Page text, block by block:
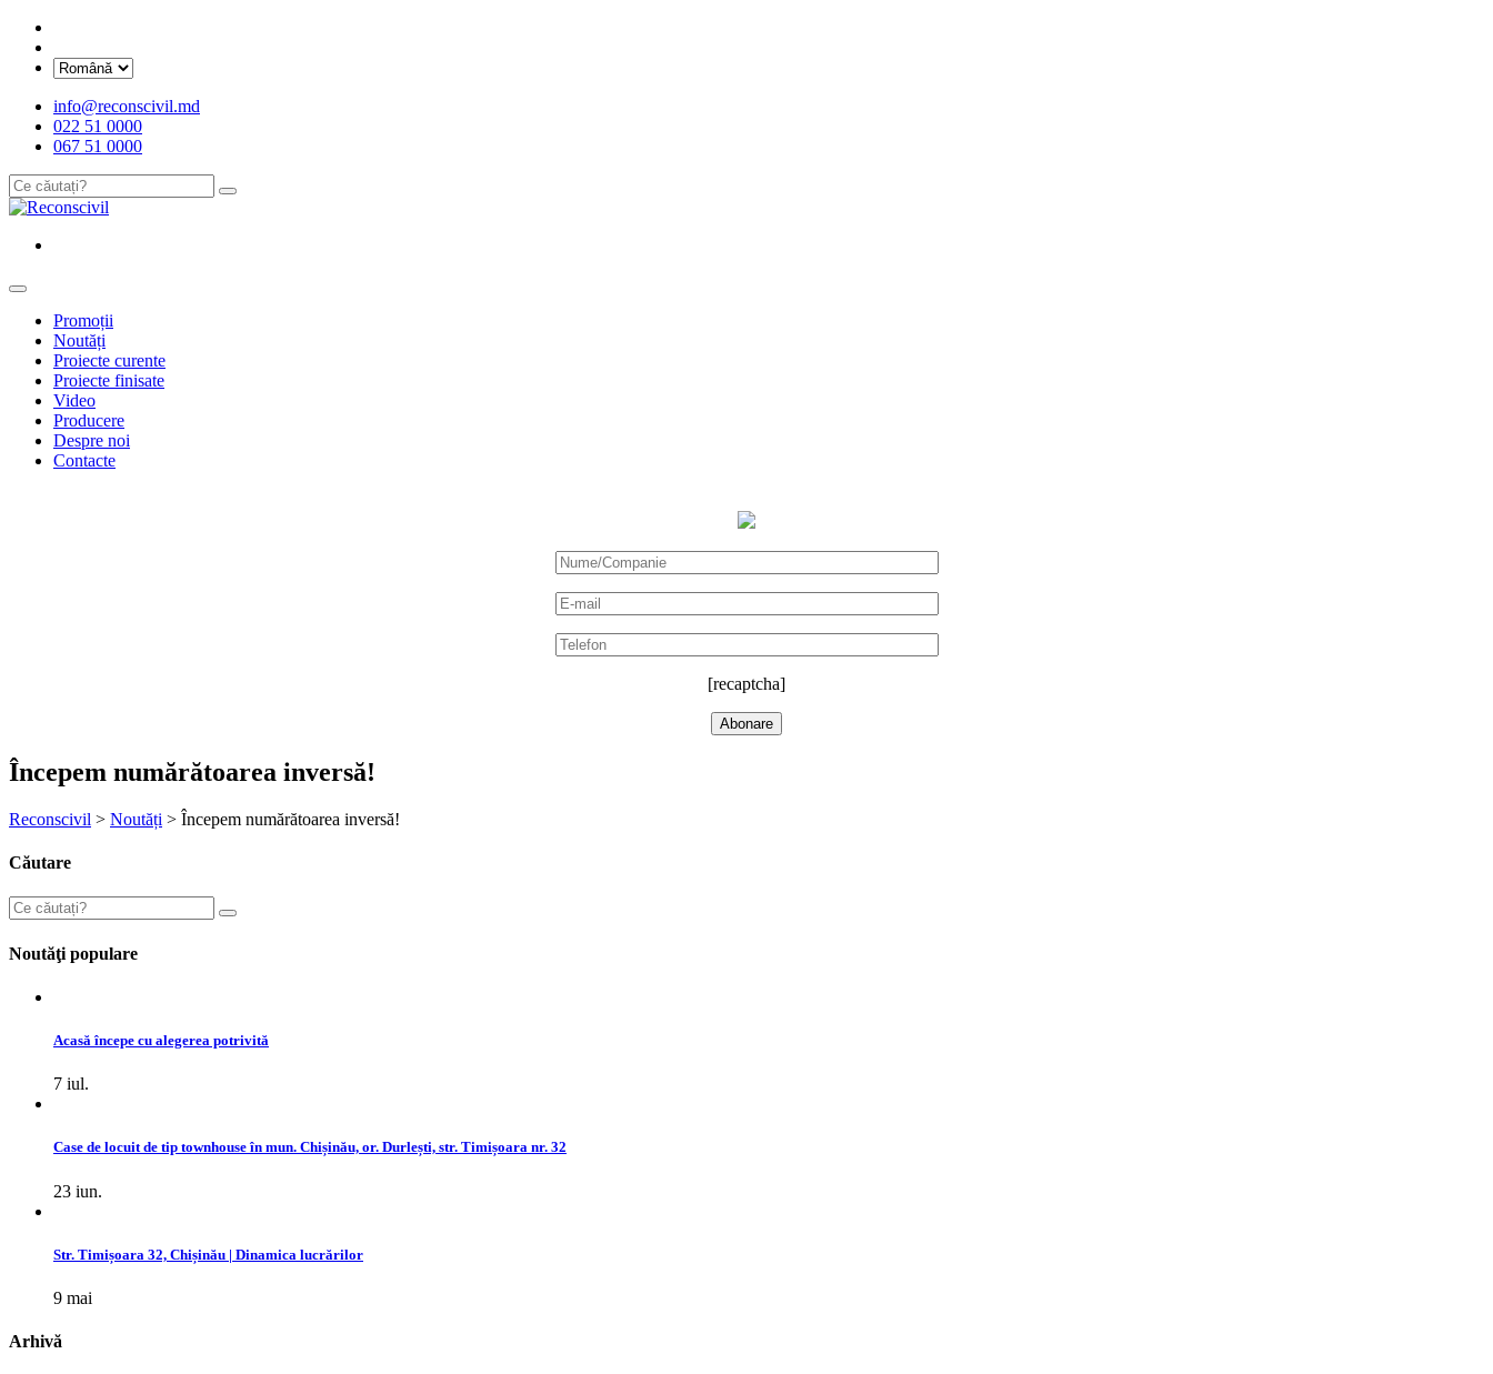
info@reconscivil.md
022 51 0000
067 51 0000
Promoții
Noutăți
Proiecte curente
Proiecte finisate
Video
Producere
Despre noi
Contacte
[recaptcha]
Începem numărătoarea inversă!
Reconscivil > Noutăți > Începem numărătoarea inversă!
Căutare
Noutăţi populare
Acasă începe cu alegerea potrivită
7 iul.
Case de locuit de tip townhouse în mun. Chișinău, or. Durlești, str. Timișoara nr. 32
23 iun.
Str. Timișoara 32, Chișinău | Dinamica lucrărilor
9 mai
Arhivă